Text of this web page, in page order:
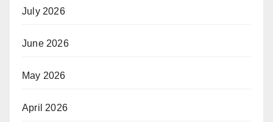
July 2026
June 2026
May 2026
April 2026